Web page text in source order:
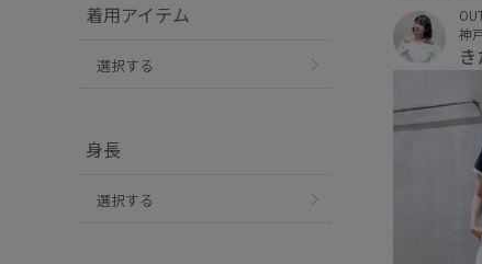
着用アイテム
選択する
身長
選択する